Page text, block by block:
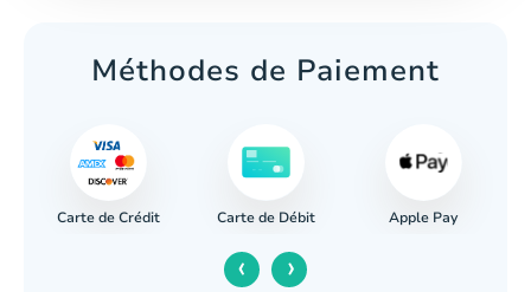
Méthodes de Paiement
Carte de Crédit Carte de Débit Apple Pay
‹ ›